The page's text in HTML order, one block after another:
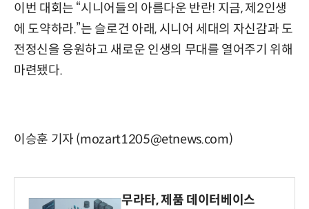
이번 대회는 “시니어들의 아름다운 반란! 지금, 제2인생
에 도약하라.”는 슬로건 아래, 시니어 세대의 자신감과 도
전정신을 응원하고 새로운 인생의 무대를 열어주기 위해
마련됐다.
이승훈 기자 (mozart1205@etnews.com)
무라타, 제품 데이터베이스